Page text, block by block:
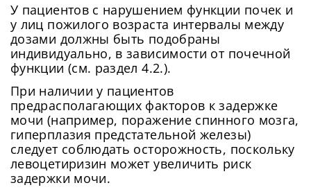
У пациентов с нарушением функции почек и
у лиц пожилого возраста интервалы между
дозами должны быть подобраны
индивидуально, в зависимости от почечной
функции (см. раздел 4.2.).
При наличии у пациентов
предрасполагающих факторов к задержке
мочи (например, поражение спинного мозга,
гиперплазия предстательной железы)
следует соблюдать осторожность, поскольку
левоцетиризин может увеличить риск
задержки мочи.